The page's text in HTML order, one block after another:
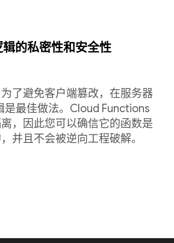
的私密性和安全性
了避免客户端篡改，在服务器
是最佳做法。Cloud Functions
，因此您可以确信它的函数是
并且不会被逆向工程破解。